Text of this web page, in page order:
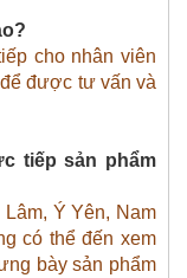
cho nhân viên
được tư vấn và
tiếp sản phẩm
Ý Yên, Nam
có thể đến xem
bày sản phẩm